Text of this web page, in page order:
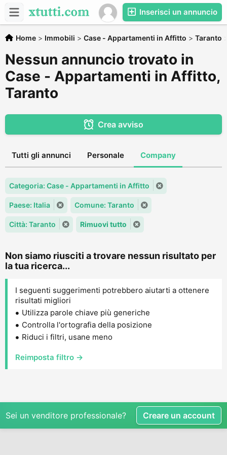
Inserisci un annuncio
Home > Immobili > Case - Appartamenti in Affitto > Taranto
Nessun annuncio trovato in
Case - Appartamenti in Affitto,
Taranto
Crea avviso
Tutti gli annunci Personale Company
Categoria: Case - Appartamenti in Affitto
Paese: Italia Comune: Taranto
Città: Taranto Rimuovi tutto
Non siamo riusciti a trovare nessun risultato per
la tua ricerca...
I seguenti suggerimenti potrebbero aiutarti a ottenere
risultati migliori
Utilizza parole chiave più generiche
Controlla l'ortografia della posizione
Riduci i filtri, usane meno
Reimposta filtro →
Sei un venditore professionale? Creare un account